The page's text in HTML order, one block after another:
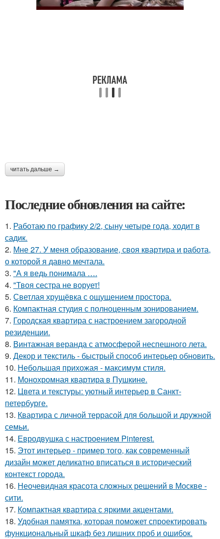
читать дальше →
Последние обновления на сайте:
1. Работаю по графику 2/2, сыну четыре года, ходит в
садик.
2. Мне 27. У меня образование, своя квартира и работа,
о которой я давно мечтала.
3. "А я ведь понимала ….
4. "Твоя сестра не ворует!
5. Светлая хрущёвка с ощущением простора.
6. Компактная студия с полноценным зонированием.
7. Городская квартира с настроением загородной
резиденции.
8. Винтажная веранда с атмосферой неспешного лета.
9. Декор и текстиль - быстрый способ интерьер обновить.
10. Небольшая прихожая - максимум стиля.
11. Монохромная квартира в Пушкине.
12. Цвета и текстуры: уютный интерьер в Санкт-
петербурге.
13. Квартира с личной террасой для большой и дружной
семьи.
14. Евродвушка с настроением Pinterest.
15. Этот интерьер - пример того, как современный
дизайн может деликатно вписаться в исторический
контекст города.
16. Неочевидная красота сложных решений в Москве -
сити.
17. Компактная квартира с яркими акцентами.
18. Удобная памятка, которая поможет спроектировать
функциональный шкаф без лишних проб и ошибок.